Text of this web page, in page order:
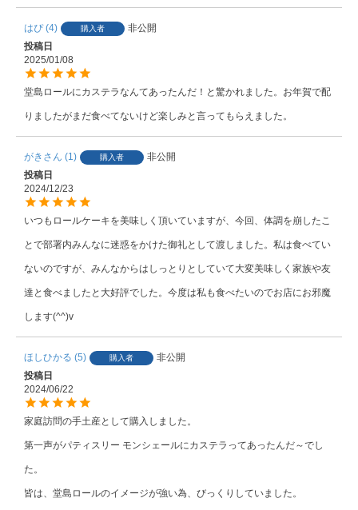
はぴ 4 購入者
非公開
投稿日
2025/01/08
堂島ロールにカステラなんてあったんだ！と驚かれました。お年賀で配
りましたがまだ食べてないけど楽しみと言ってもらえました。
がきさん 1 購入者
非公開
投稿日
2024/12/23
いつもロールケーキを美味しく頂いていますが、今回、体調を崩したこ
とで部署内みんなに迷惑をかけた御礼として渡しました。私は食べてい
ないのですが、みんなからはしっとりとしていて大変美味しく家族や友
達と食べましたと大好評でした。今度は私も食べたいのでお店にお邪魔
します(^^)v
ほしひかる 5 購入者
非公開
投稿日
2024/06/22
家庭訪問の手土産として購入しました。
第一声がパティスリー モンシェールにカステラってあったんだ～でし
た。
皆は、堂島ロールのイメージが強い為、びっくりしていました。